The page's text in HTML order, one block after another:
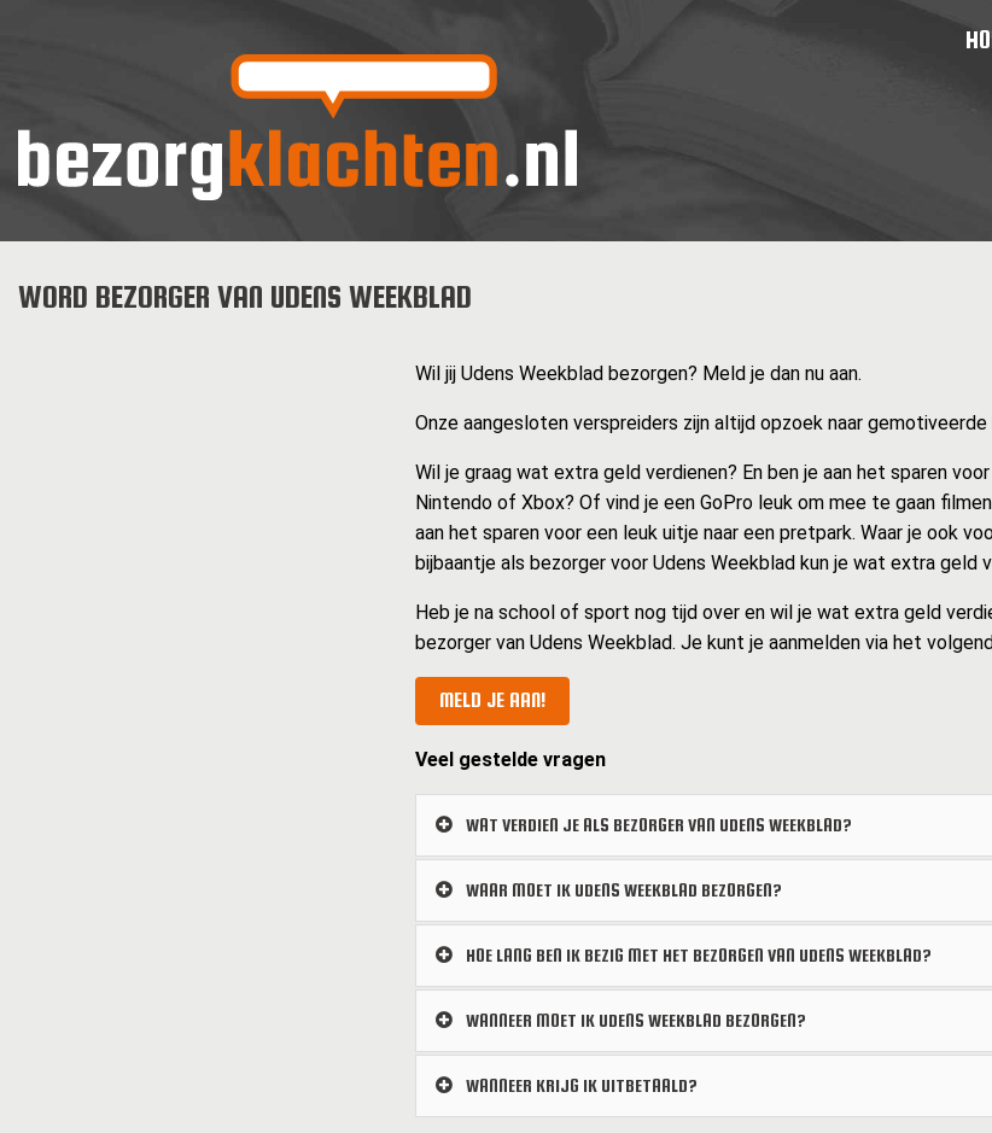
WORD BEZORGER VAN UDENS WEEKBLAD
Wil jij Udens Weekblad bezorgen? Meld je dan nu aan.
Onze aangesloten verspreiders zijn altijd opzoek naar
Wil je graag wat extra geld verdienen? En ben je aan het sparen
Nintendo of Xbox? Of vind je een GoPro leuk om mee te gaan
aan het sparen voor een leuk uitje naar een pretpark. Waar je ook
bijbaantje als bezorger voor Udens Weekblad kun je wat extra geld
Heb je na school of sport nog tijd over en wil je wat extra geld
bezorger van Udens Weekblad. Je kunt je aanmelden via het
MELD JE AAN!
Veel gestelde vragen
WAT VERDIEN JE ALS BEZORGER VAN UDENS WEEKBLAD?
WAAR MOET IK UDENS WEEKBLAD BEZORGEN?
HOE LANG BEN IK BEZIG MET HET BEZORGEN VAN UDENS WEEKBLAD?
WANNEER MOET IK UDENS WEEKBLAD BEZORGEN?
WANNEER KRIJG IK UITBETAALD?